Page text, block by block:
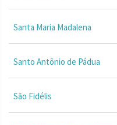
Santa Maria Madalena
Santo Antônio de Pádua
São Fidélis